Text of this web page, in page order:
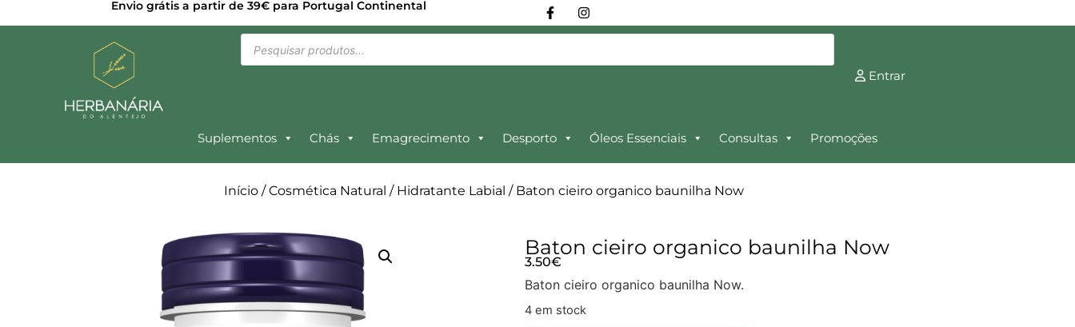
Envio grátis a partir de 39€ para Portugal Continental
Entrar
Suplementos Chás Emagrecimento Desporto Óleos Essenciais Consultas Promoções
Início/Cosmética Natural / Hidratante Labial / Baton cieiro organico baunilha Now
Baton cieiro organico baunilha Now
3.50€
Baton cieiro organico baunilha Now.
4 em stock